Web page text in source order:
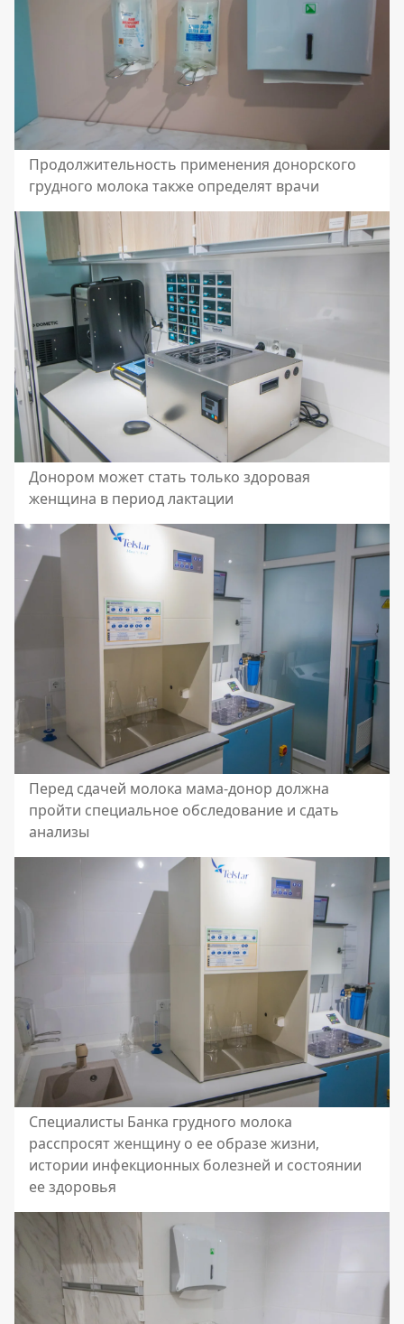
Продолжительность применения донорского
грудного молока также определят врачи
Донором может стать только здоровая
женщина в период лактации
Перед сдачей молока мама-донор должна
пройти специальное обследование и сдать
анализы
Специалисты Банка грудного молока
расспросят женщину о ее образе жизни,
истории инфекционных болезней и состоянии
ее здоровья